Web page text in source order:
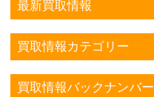
最新買取情報
買取情報カテゴリー
買取情報バックナンバー